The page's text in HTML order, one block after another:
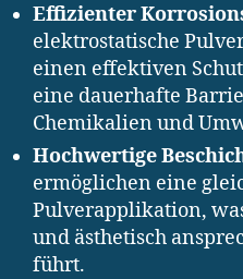
Effizienter
elektrostatische
einen effektiven
eine dauerhafte
Chemikalien und
Hochwertige
ermöglichen eine
Pulverapplikation,
und ästhetisch
führt.